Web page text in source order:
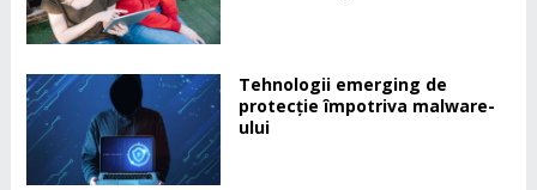
Tehnologii emerging de
protecție împotriva malware-
ului